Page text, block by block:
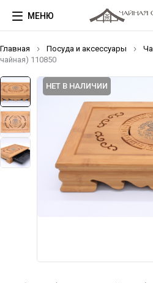
МЕНЮ
Главная Посуда и аксессуары
чайная) 110850
НЕТ В НАЛИЧИИ